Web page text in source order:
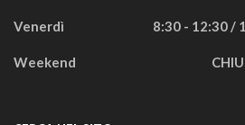
Venerdì 8:30 - 12:30 /
Weekend